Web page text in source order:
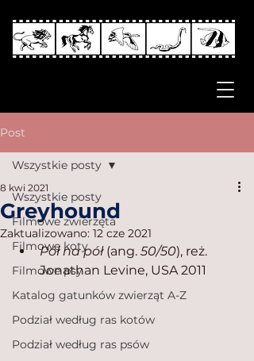
Post
Wszystkie posty
Filmowe zwierzęta
Filmowe koty
Filmowe psy
Katalog gatunków zwierząt A-Z
Podział według ras kotów
Podział według ras psów
Wszystkie posty
Greyhound
8 kwi 2021
Zaktualizowano: 12 cze 2021
Pół na pół (ang. 50/50), reż.
Jonathan Levine, USA 2011